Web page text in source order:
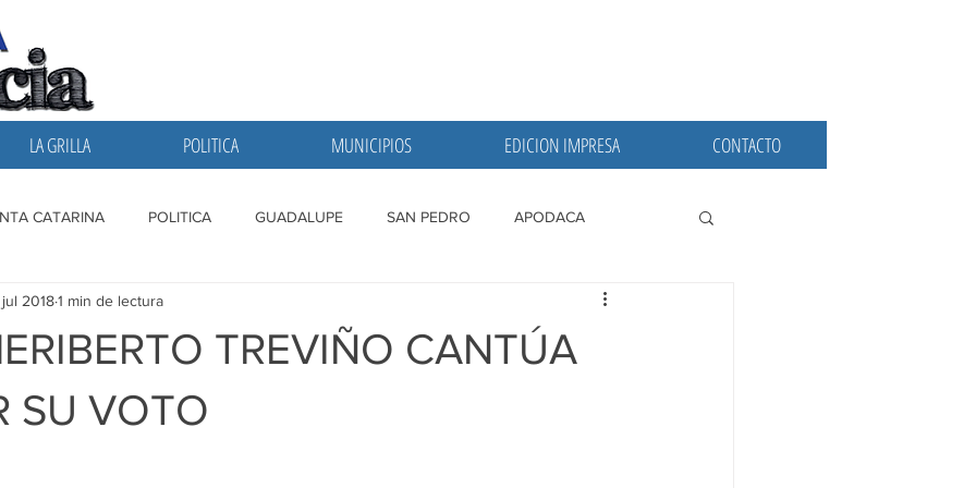
LA GRILLA POLITICA MUNICIPIOS EDICION IMPRESA CONTACTO
CATARINA POLITICA GUADALUPE SAN PEDRO APODACA
GRILLA SAN NICOLAS
TREVIÑO CANTÚA
SU VOTO
jul 20181 min de lectura